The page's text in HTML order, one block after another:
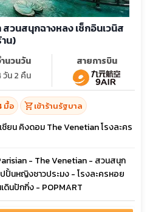
สวนสนุกฉางหลง เช็กอินเวนิส
าน)
นวนวัน
วัน 2 คืน
สายการบิน
มื้อ shopping_cartเข้าร้านรัฐบาล
ยน คิงดอม The Venetian โรงละคร
- The Venetian - สวนสนุก
ปั้นหญิงชาวประมง - โรงละครหอย
นปักกิ่ง - POPMART